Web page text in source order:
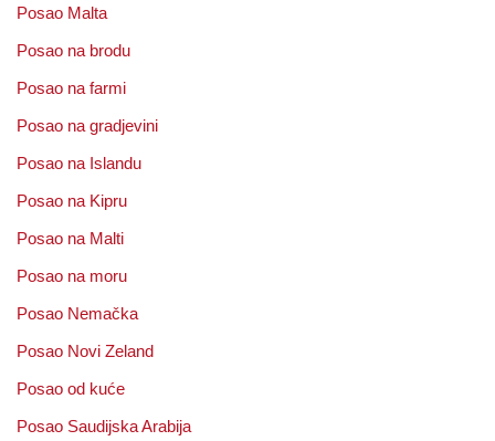
Posao Malta
Posao na brodu
Posao na farmi
Posao na gradjevini
Posao na Islandu
Posao na Kipru
Posao na Malti
Posao na moru
Posao Nemačka
Posao Novi Zeland
Posao od kuće
Posao Saudijska Arabija